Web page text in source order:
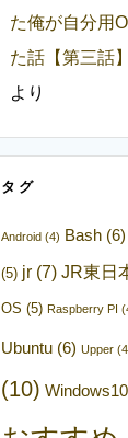
た俺が自分用
た話【第三話】
より
タグ
Android (4) Bash (6)
(5) jr (7) JR東日
OS (5) Raspberry PI
Ubuntu (6) Upper
(10) Windows10